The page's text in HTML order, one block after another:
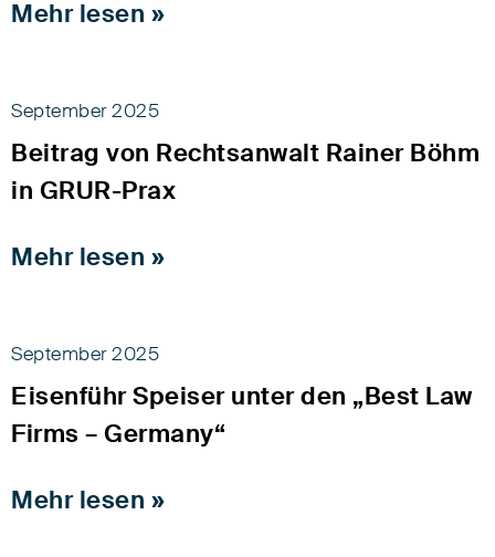
Mehr lesen »
September 2025
Beitrag von Rechtsanwalt Rainer Böhm
in GRUR-Prax
Mehr lesen »
September 2025
Eisenführ Speiser unter den „Best Law
Firms – Germany“
Mehr lesen »